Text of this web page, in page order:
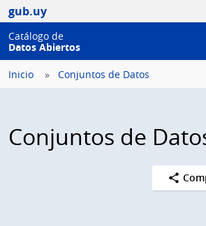
gub.uy
Catálogo de
Datos Abiertos
Inicio Conjuntos de Datos
Conjuntos de